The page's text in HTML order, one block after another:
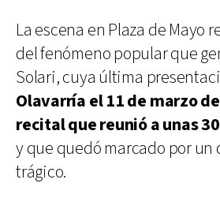
La escena en Plaza de Mayo
del fenómeno popular que
Solari, cuya última
Olavarría el 11 de marzo
recital que reunió a unas
y que quedó marcado por un
trágico.